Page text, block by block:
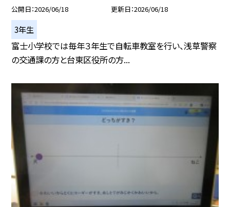
公開日 2026/06/18 更新日 2026/06/18
3年生
富士小学校では毎年３年生で自転車教室を行い、浅草警察
の交通課の方と台東区役所の方...